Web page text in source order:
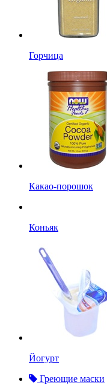
Горчица
Какао-порошок
Коньяк
Йогурт
Греющие маски